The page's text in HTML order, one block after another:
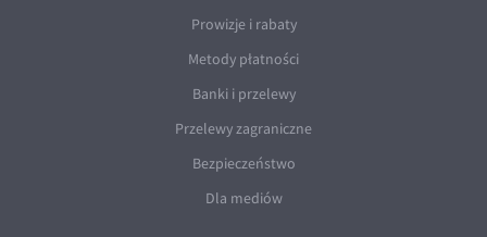
Prowizje i rabaty
Metody płatności
Banki i przelewy
Przelewy zagraniczne
Bezpieczeństwo
Dla mediów